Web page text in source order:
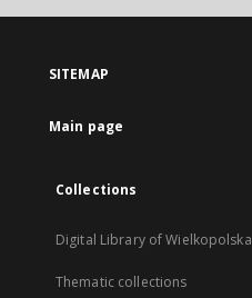
SITEMAP
Main page
Collections
Digital Library of Wielkopolska
Thematic collections